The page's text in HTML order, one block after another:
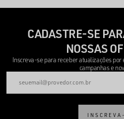
CADASTRE-SE
NOSSAS
Inscreva-se para receber atualizações
campanhas e